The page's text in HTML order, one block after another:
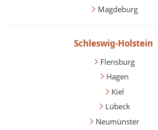
Magdeburg
Schleswig-Holstein
Flensburg
Hagen
Kiel
Lübeck
Neumünster